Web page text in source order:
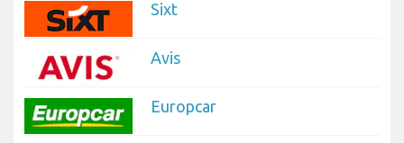
Sixt
Avis
Europcar